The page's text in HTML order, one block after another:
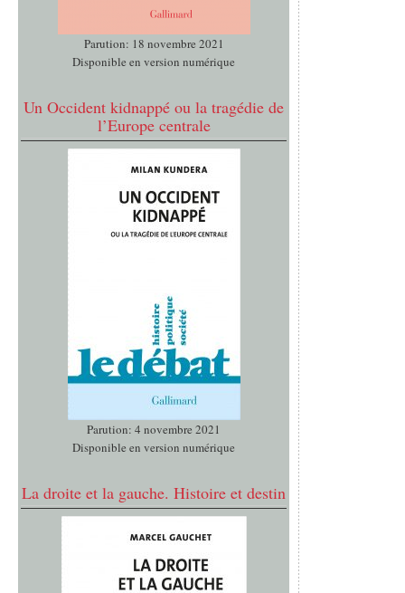
Parution: 18 novembre 2021
Disponible en version numérique
Un Occident kidnappé ou la tragédie de
l’Europe centrale
Parution: 4 novembre 2021
Disponible en version numérique
La droite et la gauche. Histoire et destin